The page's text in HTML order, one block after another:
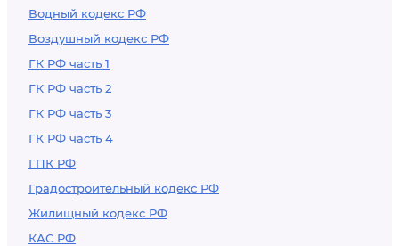
Водный кодекс РФ
Воздушный кодекс РФ
ГК РФ часть 1
ГК РФ часть 2
ГК РФ часть 3
ГК РФ часть 4
ГПК РФ
Градостроительный кодекс РФ
Жилищный кодекс РФ
КАС РФ